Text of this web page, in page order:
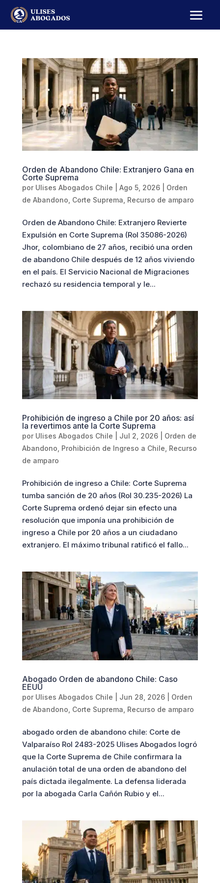
Orden de Abandono Chile: Extranjero Gana en
Corte Suprema
por Ulises Abogados Chile Ago 5, 2026| Orden
de Abandono Corte Suprema Recurso de amparo
Orden de Abandono Chile: Extranjero Revierte
Expulsión en Corte Suprema (Rol 35086-2026)
Jhor, colombiano de 27 años, recibió una orden
de abandono Chile después de 12 años viviendo
en el país. El Servicio Nacional de Migraciones
rechazó su residencia temporal y le...
Prohibición de ingreso a Chile por 20 años: así
la revertimos ante la Corte Suprema
por Ulises Abogados Chile Jul 2, 2026| Orden de
Abandono Prohibición de Ingreso a Chile Recurso
de amparo
Prohibición de ingreso a Chile: Corte Suprema
tumba sanción de 20 años (Rol 30.235-2026) La
Corte Suprema ordenó dejar sin efecto una
resolución que imponía una prohibición de
ingreso a Chile por 20 años a un ciudadano
extranjero. El máximo tribunal ratificó el fallo...
Abogado Orden de abandono Chile: Caso
EEUU
por Ulises Abogados Chile Jun 28, 2026| Orden
de Abandono Corte Suprema Recurso de amparo
abogado orden de abandono chile: Corte de
Valparaíso Rol 2483-2025 Ulises Abogados logró
que la Corte Suprema de Chile confirmara la
anulación total de una orden de abandono del
país dictada ilegalmente. La defensa liderada
por la abogada Carla Cañón Rubio y el...